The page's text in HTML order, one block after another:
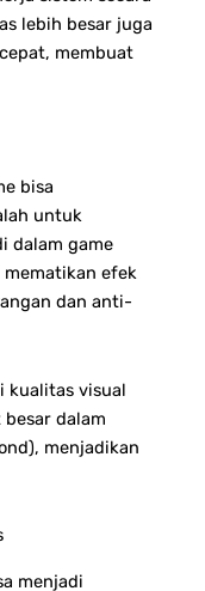
lebih besar juga
membuat
bisa
untuk
dalam game
efek
dan anti-
kualitas visual
dalam
menjadikan
menjadi